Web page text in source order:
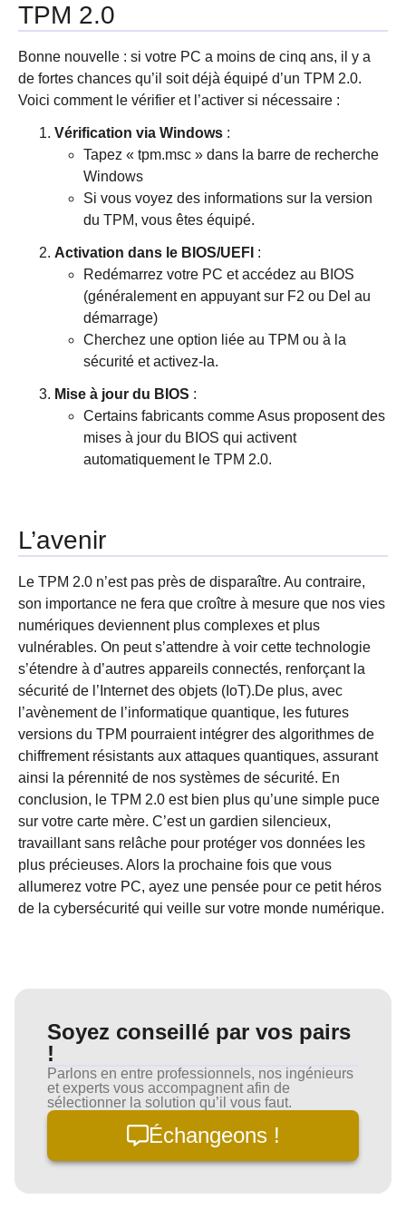
TPM 2.0
Bonne nouvelle : si votre PC a moins de cinq ans, il y a
de fortes chances qu’il soit déjà équipé d’un TPM 2.0.
Voici comment le vérifier et l’activer si nécessaire :
Vérification via Windows :
Tapez « tpm.msc » dans la barre de recherche
Windows
Si vous voyez des informations sur la version
du TPM, vous êtes équipé.
Activation dans le BIOS/UEFI :
Redémarrez votre PC et accédez au BIOS
(généralement en appuyant sur F2 ou Del au
démarrage)
Cherchez une option liée au TPM ou à la
sécurité et activez-la.
Mise à jour du BIOS :
Certains fabricants comme Asus proposent des
mises à jour du BIOS qui activent
automatiquement le TPM 2.0.
L’avenir
Le TPM 2.0 n’est pas près de disparaître. Au contraire,
son importance ne fera que croître à mesure que nos vies
numériques deviennent plus complexes et plus
vulnérables. On peut s’attendre à voir cette technologie
s’étendre à d’autres appareils connectés, renforçant la
sécurité de l’Internet des objets (IoT).De plus, avec
l’avènement de l’informatique quantique, les futures
versions du TPM pourraient intégrer des algorithmes de
chiffrement résistants aux attaques quantiques, assurant
ainsi la pérennité de nos systèmes de sécurité. En
conclusion, le TPM 2.0 est bien plus qu’une simple puce
sur votre carte mère. C’est un gardien silencieux,
travaillant sans relâche pour protéger vos données les
plus précieuses. Alors la prochaine fois que vous
allumerez votre PC, ayez une pensée pour ce petit héros
de la cybersécurité qui veille sur votre monde numérique.
Soyez conseillé par vos pairs
!
Parlons en entre professionnels, nos ingénieurs
et experts vous accompagnent afin de
sélectionner la solution qu’il vous faut.
Échangeons !